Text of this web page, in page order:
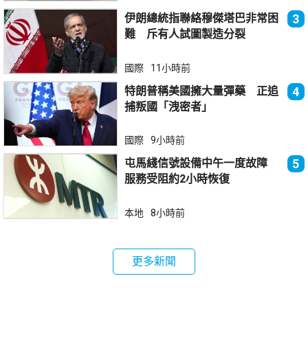
伊朗總統指聯絡穆傑塔巴非常困
難 斥有人試圖製造分裂
3
國際 11小時前
特朗普稱美國擁大量彈藥 正追
捕叛國「洩密者」
4
國際 9小時前
屯馬綫信號設備中午一度故障
服務受阻約2小時恢復
5
本地 8小時前
更多新聞